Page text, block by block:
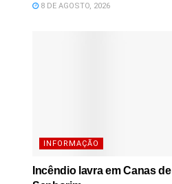
8 DE AGOSTO, 2026
INFORMAÇÃO
Incêndio lavra em Canas de